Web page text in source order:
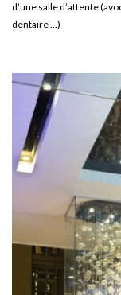
d’une salle d’attente
dentaire …)